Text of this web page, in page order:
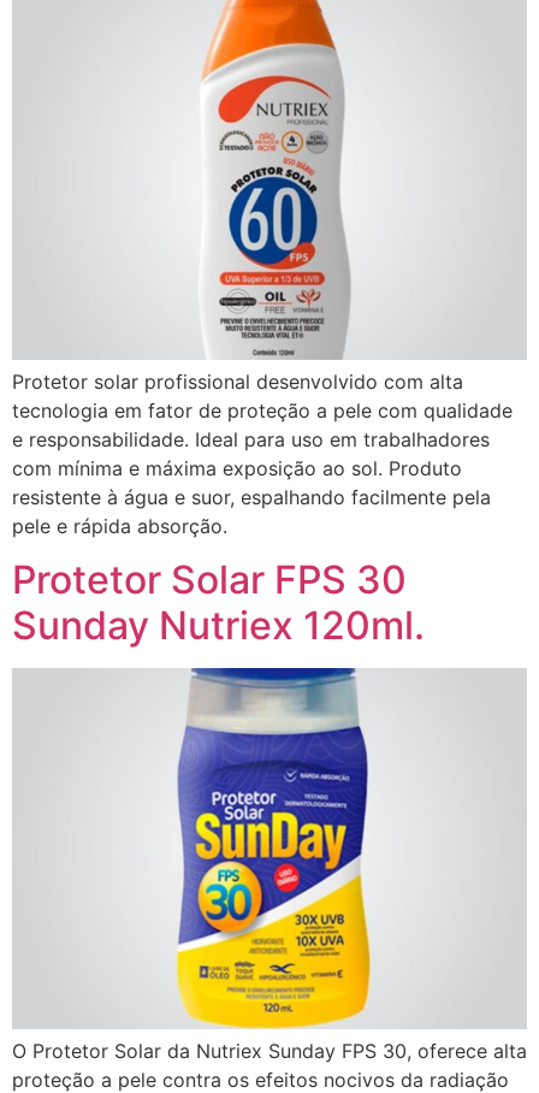
Protetor solar profissional desenvolvido com alta
tecnologia em fator de proteção a pele com qualidade
e responsabilidade. Ideal para uso em trabalhadores
com mínima e máxima exposição ao sol. Produto
resistente à água e suor, espalhando facilmente pela
pele e rápida absorção.
Protetor Solar FPS 30
Sunday Nutriex 120ml.
O Protetor Solar da Nutriex Sunday FPS 30, oferece alta
proteção a pele contra os efeitos nocivos da radiação